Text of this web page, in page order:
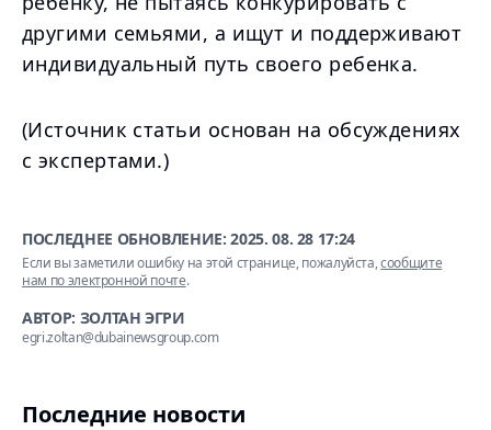
другими семьями, а ищут и поддерживают
индивидуальный путь своего ребенка.
(Источник статьи основан на обсуждениях
с экспертами.)
ПОСЛЕДНЕЕ ОБНОВЛЕНИЕ:2025. 08. 28 17:24
Если вы заметили ошибку на этой странице, пожалуйста,сообщите
нам по электронной почте.
АВТОР: ЗОЛТАН ЭГРИ
egri.zoltan@dubainewsgroup.com
Последние новости